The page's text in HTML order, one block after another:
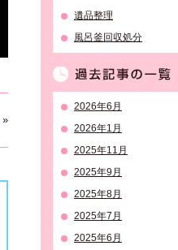
»
遺品整理
風呂釜回収処分
2026年6月
2026年1月
2025年11月
2025年9月
2025年8月
2025年7月
2025年6月